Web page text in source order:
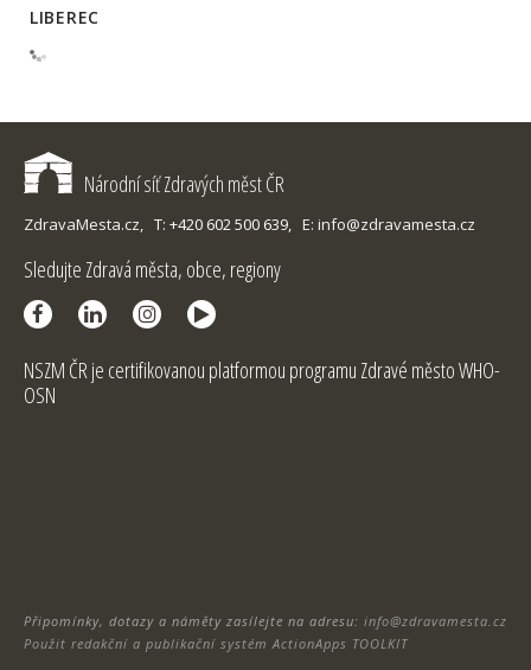
LIBEREC
Národní síť Zdravých měst ČR
ZdravaMesta.cz, T: +420 602 500 639, E: info@zdravamesta.cz
Sledujte Zdravá města, obce, regiony
NSZM ČR je certifikovanou platformou programu Zdravé město WHO-
OSN
Připomínky, dotazy a náměty zasílejte na adresu: info@zdravamesta.cz
Použit redakční a publikační systém ActionApps TOOLKIT